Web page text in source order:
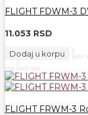
FLIGHT FDWM-3
11.053 RSD
Dodaj u korpu
FLIGHT FRWM-3